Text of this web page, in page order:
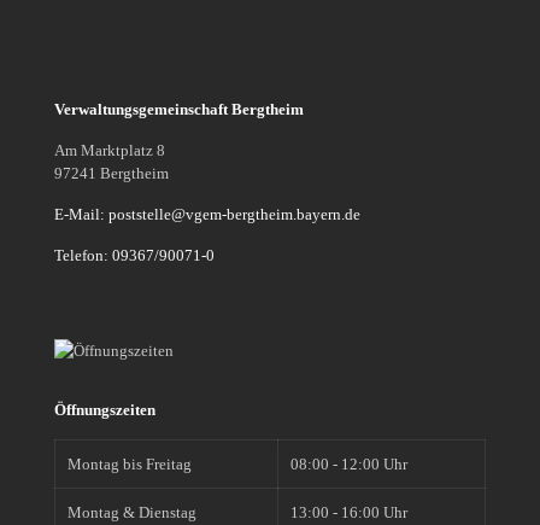
Verwaltungsgemeinschaft Bergtheim
Am Marktplatz 8
97241 Bergtheim
E-Mail: poststelle@vgem-bergtheim.bayern.de
Telefon: 09367/90071-0
Öffnungszeiten
Montag bis Freitag 08:00 - 12:00 Uhr
Montag & Dienstag 13:00 - 16:00 Uhr